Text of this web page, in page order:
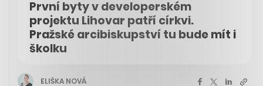
První byty v developerském
projektu Lihovar patří církvi.
Pražské arcibiskupství tu bude mít i
školku
ELIŠKA NOVÁ